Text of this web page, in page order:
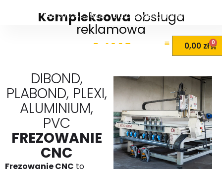
+48 600 145 359
biuro@agencja-view.pl
0,00 zł 0
plexi, aluminium i PVC. Dzięki
nowoczesnym maszynom CNC i
Czytaj dalej
Kompleksowa obsługa
reklamowa
DIBOND,
PLABOND, PLEXI,
ALUMINIUM,
PVC
FREZOWANIE
CNC
Frezowanie CNC to